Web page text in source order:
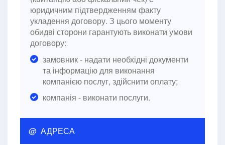
юридичним підтвердженням факту
укладення договору. З цього моменту
обидві сторони гарантують виконати умови
договору:
замовник - надати необхідні документи
та інформацію для виконання
компанією послуг, здійснити оплату;
компанія - виконати послуги.
@ АДРЕСА